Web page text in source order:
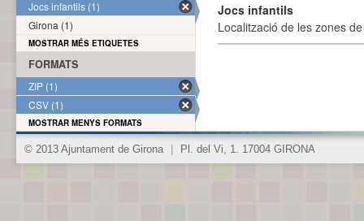
Jocs infantils
Localització de les zones
Jocs infantils (1)
Girona (1)
MOSTRAR MÉS ETIQUETES
FORMATS
ZIP (1)
CSV (1)
MOSTRAR MENYS FORMATS
© 2013 Ajuntament de Girona Pl. del Vi, 1. 17004 GIRONA